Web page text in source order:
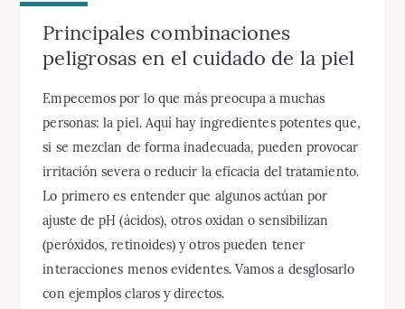
Principales combinaciones
peligrosas en el cuidado de la piel
Empecemos por lo que más preocupa a muchas
personas: la piel. Aquí hay ingredientes potentes que,
si se mezclan de forma inadecuada, pueden provocar
irritación severa o reducir la eficacia del tratamiento.
Lo primero es entender que algunos actúan por
ajuste de pH (ácidos), otros oxidan o sensibilizan
(peróxidos, retinoides) y otros pueden tener
interacciones menos evidentes. Vamos a desglosarlo
con ejemplos claros y directos.